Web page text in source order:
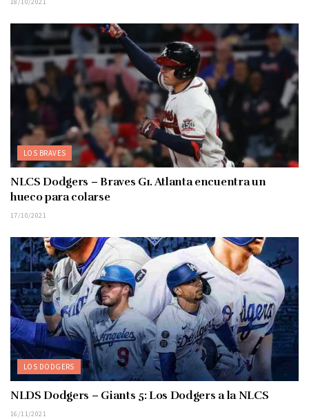
LOS BRAVES
NLCS Dodgers – Braves G1. Atlanta encuentra un
hueco para colarse
17/10/2021
LOS DODGERS
NLDS Dodgers – Giants 5: Los Dodgers a la NLCS
16/11/2021